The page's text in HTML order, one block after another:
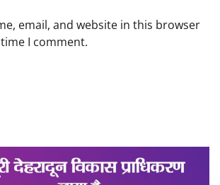
email, and website in this browser
I comment.